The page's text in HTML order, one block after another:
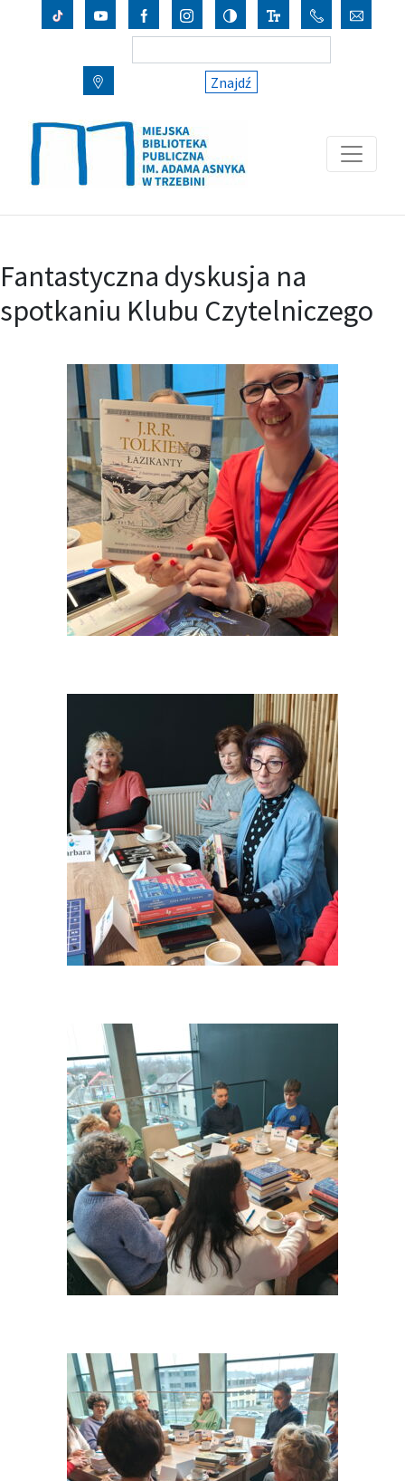
Znajdź
Fantastyczna dyskusja na
spotkaniu Klubu Czytelniczego